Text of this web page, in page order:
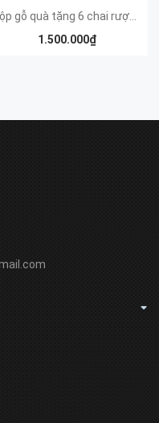
1.500.000₫